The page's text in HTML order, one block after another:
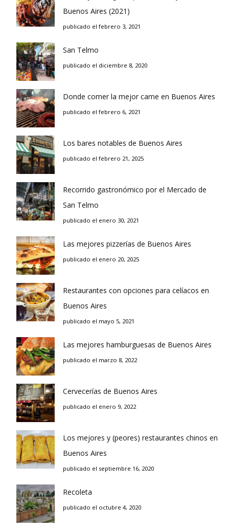
Buenos Aires (2021)
publicado el febrero 3, 2021
San Telmo
publicado el diciembre 8, 2020
Donde comer la mejor carne en Buenos Aires
publicado el febrero 6, 2021
Los bares notables de Buenos Aires
publicado el febrero 21, 2025
Recorrido gastronómico por el Mercado de
San Telmo
publicado el enero 30, 2021
Las mejores pizzerías de Buenos Aires
publicado el enero 20, 2025
Restaurantes con opciones para celíacos en
Buenos Aires
publicado el mayo 5, 2021
Las mejores hamburguesas de Buenos Aires
publicado el marzo 8, 2022
Cervecerías de Buenos Aires
publicado el enero 9, 2022
Los mejores y (peores) restaurantes chinos en
Buenos Aires
publicado el septiembre 16, 2020
Recoleta
publicado el octubre 4, 2020